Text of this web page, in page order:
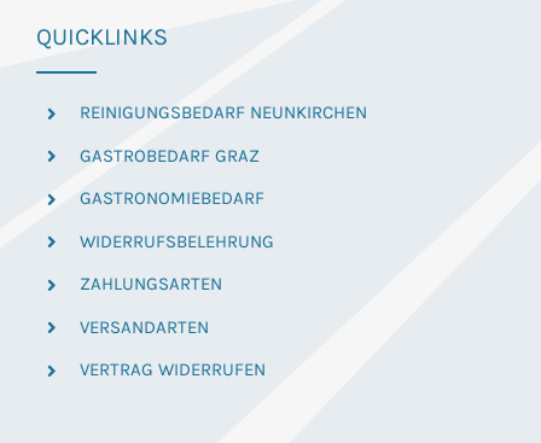
QUICKLINKS
REINIGUNGSBEDARF NEUNKIRCHEN
GASTROBEDARF GRAZ
GASTRONOMIEBEDARF
WIDERRUFSBELEHRUNG
ZAHLUNGSARTEN
VERSANDARTEN
VERTRAG WIDERRUFEN